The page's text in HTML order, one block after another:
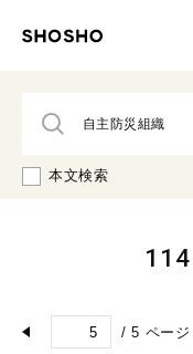
本文検索
/ 5 ページ
114